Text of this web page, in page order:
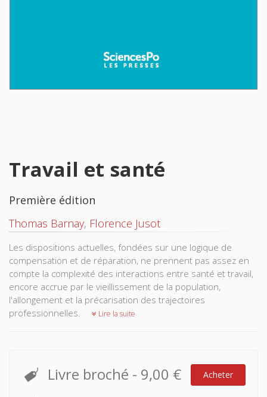
Travail et santé
Première édition
Thomas Barnay, Florence Jusot
Les dispositions actuelles, fondées sur une logique de
compensation et de réparation, ne prennent pas assez en
compte la complexité des interactions entre santé et travail,
encore accrue par le vieillissement de la population,
l'allongement et la précarisation des trajectoires
professionnelles.
Lire la suite
Livre broché - 9,00 € Acheter